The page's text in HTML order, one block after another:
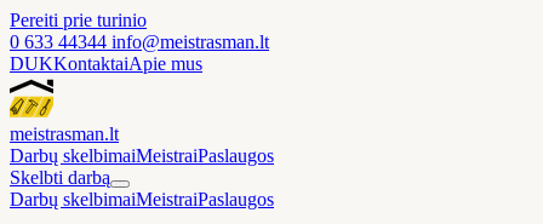
Pereiti prie turinio
0 633 44344 info@meistrasman.lt
DUKKontaktaiApie mus
meistrasman.lt
Darbų skelbimaiMeistraiPaslaugos
Skelbti darbą
Darbų skelbimaiMeistraiPaslaugos